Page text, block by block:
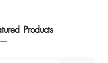
Products